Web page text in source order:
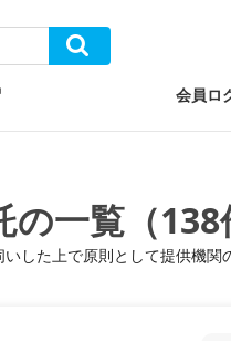
会員ロ
一覧（138
した上で原則として提供機関